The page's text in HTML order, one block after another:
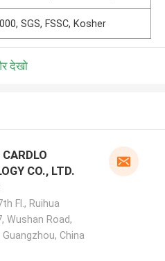
SGS, FSSC, Kosher
देखो
CARDLO
CO., LTD.
Fl., Ruihua
Wushan Road,
China